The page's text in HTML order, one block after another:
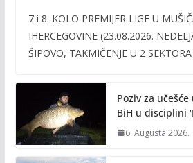
e
b
o
k
itt
er
ai
l
p
y
n
k
7 i 8. KOLO PREMIJER LIGE U
IHERCEGOVINE (23.08.2026.
ŠIPOVO, TAKMIČENJE U 2 SEKTORA
Poziv za
BiH u disciplini
6. Augusta 2026.